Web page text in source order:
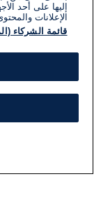
إليها على أحد
الإعلانات
قائمة الشركاء